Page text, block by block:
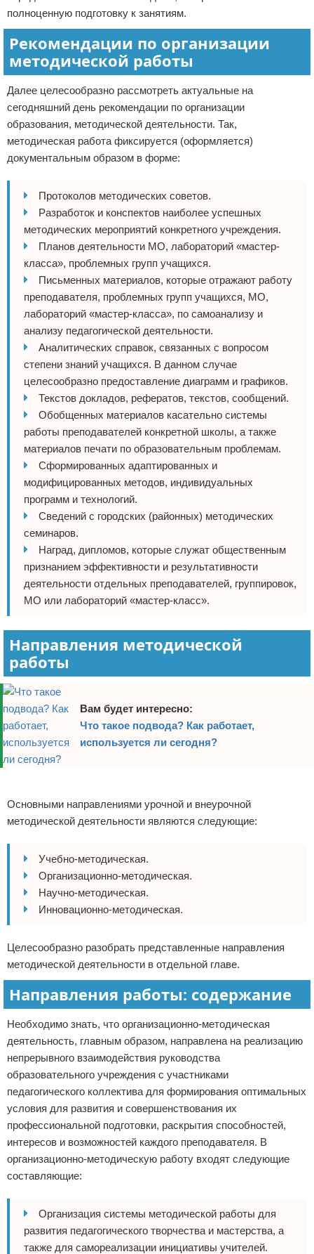
полноценную подготовку к занятиям.
Рекомендации по организации
методической работы
Далее целесообразно рассмотреть актуальные на
сегодняшний день рекомендации по организации
образования, методической деятельности. Так,
методическая работа фиксируется (оформляется)
документальным образом в форме:
Протоколов методических советов.
Разработок и конспектов наиболее успешных
методических мероприятий конкретного учреждения.
Планов деятельности МО, лабораторий «мастер-
класса», проблемных групп учащихся.
Письменных материалов, которые отражают работу
преподавателя, проблемных групп учащихся, МО,
лабораторий «мастер-класса», по самоанализу и
анализу педагогической деятельности.
Аналитических справок, связанных с вопросом
степени знаний учащихся. В данном случае
целесообразно предоставление диаграмм и графиков.
Текстов докладов, рефератов, текстов, сообщений.
Обобщенных материалов касательно системы
работы преподавателей конкретной школы, а также
материалов печати по образовательным проблемам.
Сформированных адаптированных и
модифицированных методов, индивидуальных
программ и технологий.
Сведений с городских (районных) методических
семинаров.
Наград, дипломов, которые служат общественным
признанием эффективности и результативности
деятельности отдельных преподавателей, группировок,
МО или лабораторий «мастер-класс».
Направления методической
работы
Вам будет интересно:
Что такое подвода? Как работает,
используется ли сегодня?
Основными направлениями урочной и внеурочной
методической деятельности являются следующие:
Учебно-методическая.
Организационно-методическая.
Научно-методическая.
Инновационно-методическая.
Целесообразно разобрать представленные направления
методической деятельности в отдельной главе.
Направления работы: содержание
Необходимо знать, что организационно-методическая
деятельность, главным образом, направлена на реализацию
непрерывного взаимодействия руководства
образовательного учреждения с участниками
педагогического коллектива для формирования оптимальных
условия для развития и совершенствования их
профессиональной подготовки, раскрытия способностей,
интересов и возможностей каждого преподавателя. В
организационно-методическую работу входят следующие
составляющие:
Организация системы методической работы для
развития педагогического творчества и мастерства, а
также для самореализации инициативы учителей.